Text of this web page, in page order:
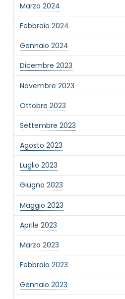
Marzo 2024
Febbraio 2024
Gennaio 2024
Dicembre 2023
Novembre 2023
Ottobre 2023
Settembre 2023
Agosto 2023
Luglio 2023
Giugno 2023
Maggio 2023
Aprile 2023
Marzo 2023
Febbraio 2023
Gennaio 2023
Newsletter
Desidero rimanere
novità dell'Associazione
newsletter
Invia